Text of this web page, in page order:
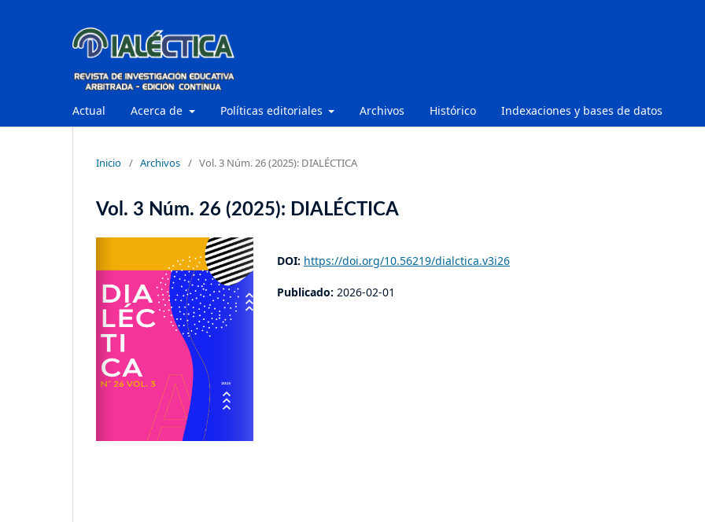
Actual Acerca de Políticas editoriales Archivos Histórico Indexaciones y bases de datos
Inicio / Archivos / Vol. 3 Núm. 26 (2025): DIALÉCTICA
Vol. 3 Núm. 26 (2025): DIALÉCTICA
DOI: https://doi.org/10.56219/dialctica.v3i26
Publicado: 2026-02-01